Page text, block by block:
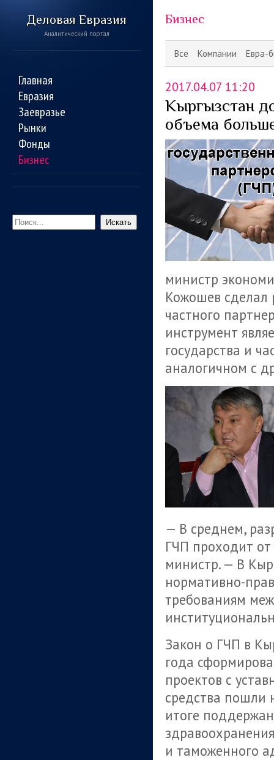
Деловая Евразия
Аналитический портал
Главная
Евразия
Заевразье
Рынки
Фонды
Бизнес
Искать
Все Компании Евра-
Бизнес
2017.04.07 11:20
Кыргызстан
объема
министр
Кожошев сделал
частного
инструмент
государства и
аналогичном с
— В среднем,
ГЧП проходит
министр. — В
нормативно-
требованиям
Закон о ГЧП в
года
проектов с
средства пошли
итоге
и таможенного